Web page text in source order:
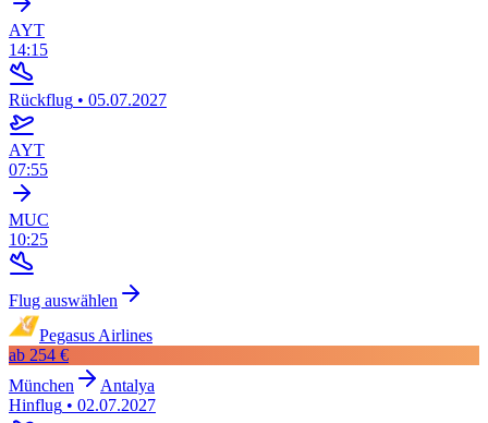
AYT
14:15
Rückflug • 05.07.2027
AYT
07:55
MUC
10:25
Flug auswählen
Pegasus Airlines
ab 254 €
München
Antalya
Hinflug • 02.07.2027